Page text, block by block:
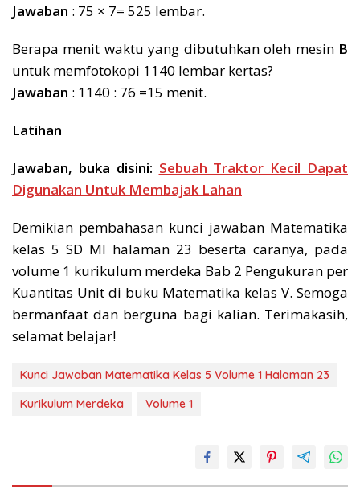
Jawaban : 75 × 7= 525 lembar.
Berapa menit waktu yang dibutuhkan oleh mesin B
untuk memfotokopi 1140 lembar kertas?
Jawaban : 1140 : 76 =15 menit.
Latihan
Jawaban, buka disini: Sebuah Traktor Kecil Dapat
Digunakan Untuk Membajak Lahan
Demikian pembahasan kunci jawaban Matematika
kelas 5 SD MI halaman 23 beserta caranya, pada
volume 1 kurikulum merdeka Bab 2 Pengukuran per
Kuantitas Unit di buku Matematika kelas V. Semoga
bermanfaat dan berguna bagi kalian. Terimakasih,
selamat belajar!
Kunci Jawaban Matematika Kelas 5 Volume 1 Halaman 23
Kurikulum Merdeka
Volume 1